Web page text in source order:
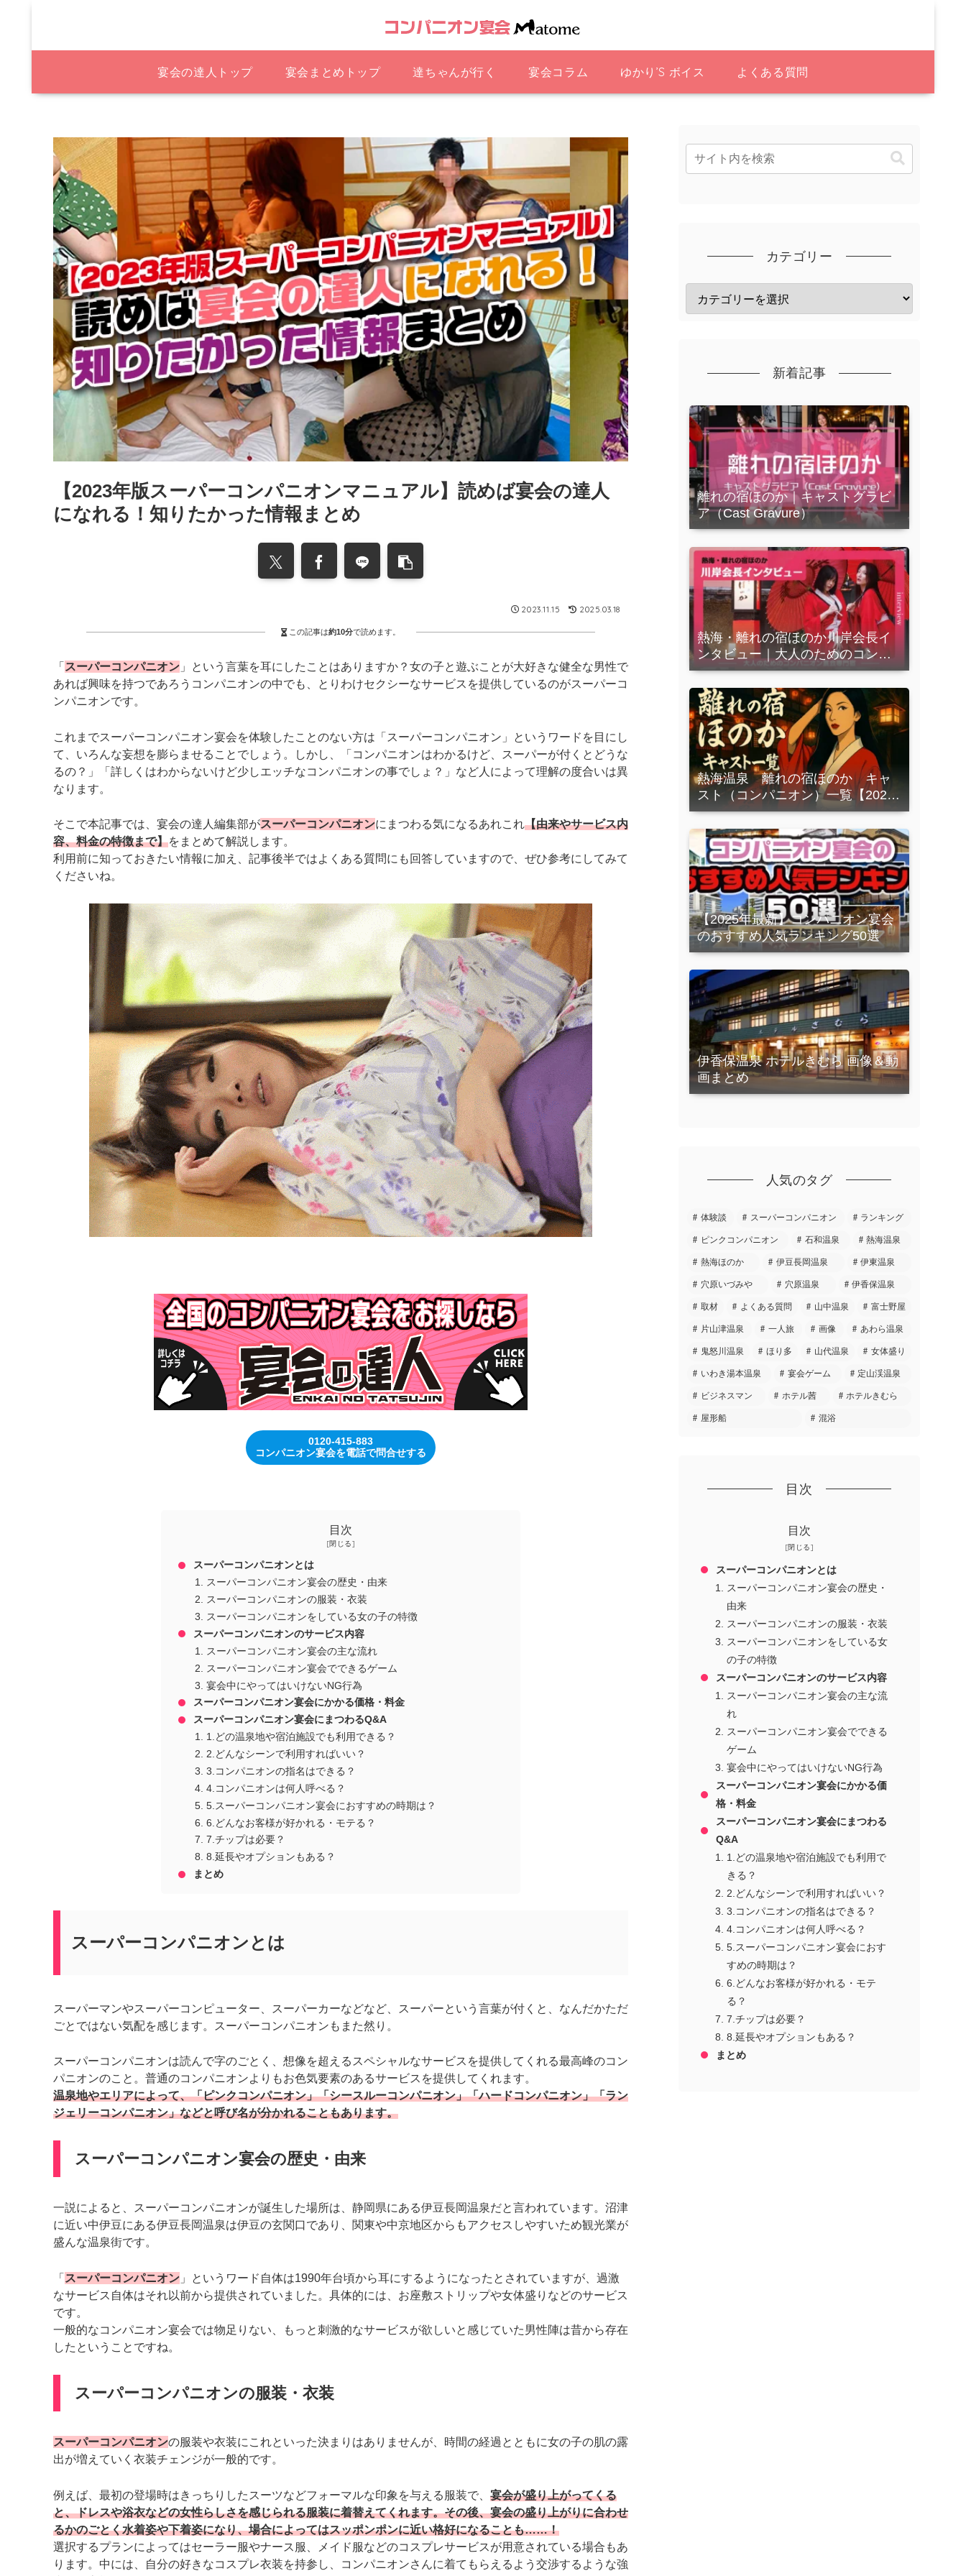
宴会の達人トップ 宴会まとめトップ 達ちゃんが行く 宴会コラム ゆかり’S ボイス よくある質問
【2023年版スーパーコンパニオンマニュアル】読めば宴会の達人
になれる！知りたかった情報まとめ
2023.11.15 2025.03.18
この記事は約10分で読めます。
「 スーパーコンパニオン 」という言葉を耳にしたことはありますか？女の子と遊ぶことが大好きな健全な男性で
あれば興味を持つであろうコンパニオンの中でも、とりわけセクシーなサービスを提供しているのがスーパーコ
ンパニオンです。
これまでスーパーコンパニオン宴会を体験したことのない方は「スーパーコンパニオン」というワードを目にし
て、いろんな妄想を膨らませることでしょう。しかし、「コンパニオンはわかるけど、スーパーが付くとどうな
るの？」「詳しくはわからないけど少しエッチなコンパニオンの事でしょ？」など人によって理解の度合いは異
なります。
そこで本記事では、宴会の達人編集部がスーパーコンパニオンにまつわる気になるあれこれ【由来やサービス内
容、料金の特徴まで】をまとめて解説します。
利用前に知っておきたい情報に加え、記事後半ではよくある質問にも回答していますので、ぜひ参考にしてみて
くださいね。
0120-415-883
コンパニオン宴会を電話で問合せする
目次
スーパーコンパニオンとは
スーパーコンパニオン宴会の歴史・由来
スーパーコンパニオンの服装・衣装
スーパーコンパニオンをしている女の子の特徴
スーパーコンパニオンのサービス内容
スーパーコンパニオン宴会の主な流れ
スーパーコンパニオン宴会でできるゲーム
宴会中にやってはいけないNG行為
スーパーコンパニオン宴会にかかる価格・料金
スーパーコンパニオン宴会にまつわるQ&A
1.どの温泉地や宿泊施設でも利用できる？
2.どんなシーンで利用すればいい？
3.コンパニオンの指名はできる？
4.コンパニオンは何人呼べる？
5.スーパーコンパニオン宴会におすすめの時期は？
6.どんなお客様が好かれる・モテる？
7.チップは必要？
8.延長やオプションもある？
まとめ
スーパーコンパニオンとは
スーパーマンやスーパーコンピューター、スーパーカーなどなど、スーパーという言葉が付くと、なんだかただ
ごとではない気配を感じます。スーパーコンパニオンもまた然り。
スーパーコンパニオンは読んで字のごとく、想像を超えるスペシャルなサービスを提供してくれる最高峰のコン
パニオンのこと。普通のコンパニオンよりもお色気要素のあるサービスを提供してくれます。
温泉地やエリアによって、「ピンクコンパニオン」「シースルーコンパニオン」「ハードコンパニオン」「ラン
ジェリーコンパニオン」などと呼び名が分かれることもあります。
スーパーコンパニオン宴会の歴史・由来
一説によると、スーパーコンパニオンが誕生した場所は、静岡県にある伊豆長岡温泉だと言われています。沼津
に近い中伊豆にある伊豆長岡温泉は伊豆の玄関口であり、関東や中京地区からもアクセスしやすいため観光業が
盛んな温泉街です。
「 スーパーコンパニオン 」というワード自体は1990年台頃から耳にするようになったとされていますが、過激
なサービス自体はそれ以前から提供されていました。具体的には、お座敷ストリップや女体盛りなどのサービス
です。
一般的なコンパニオン宴会では物足りない、もっと刺激的なサービスが欲しいと感じていた男性陣は昔から存在
したということですね。
スーパーコンパニオンの服装・衣装
スーパーコンパニオンの服装や衣装にこれといった決まりはありませんが、時間の経過とともに女の子の肌の露
出が増えていく衣装チェンジが一般的です。
例えば、最初の登場時はきっちりしたスーツなどフォーマルな印象を与える服装で、 宴会が盛り上がってくる
と、ドレスや浴衣などの女性らしさを感じられる服装に着替えてくれます。その後、宴会の盛り上がりに合わせ
るかのごとく水着姿や下着姿になり、場合によってはスッポンポンに近い格好になることも……！
選択するプランによってはセーラー服やナース服、メイド服などのコスプレサービスが用意されている場合もあ
ります。中には、自分の好きなコスプレ衣装を持参し、コンパニオンさんに着てもらえるよう交渉するような強
カテゴリー
新着記事
離れの宿ほのか｜キャストグラビ
ア（Cast Gravure）
熱海・離れの宿ほのか川岸会長イ
ンタビュー｜大人のためのコンパ
ニオン宴会専門宿
熱海温泉 離れの宿ほのか キャ
スト（コンパニオン）一覧【2026
年3月更新】”ほのか”でしか会うこ
とができないコンパニオンさんを
ご紹介！！
【2025年最新】コンパニオン宴会
のおすすめ人気ランキング50選
伊香保温泉 ホテルきむら 画像＆動
画まとめ
人気のタグ
体験談 スーパーコンパニオン ランキング
ピンクコンパニオン 石和温泉 熱海温泉
熱海ほのか 伊豆長岡温泉 伊東温泉
穴原いづみや 穴原温泉 伊香保温泉
取材 よくある質問 山中温泉 富士野屋
片山津温泉 一人旅 画像 あわら温泉
鬼怒川温泉 ほり多 山代温泉 女体盛り
いわき湯本温泉 宴会ゲーム 定山渓温泉
ビジネスマン ホテル茜 ホテルきむら
屋形船 混浴
目次
目次
スーパーコンパニオンとは
スーパーコンパニオン宴会の歴史・
由来
スーパーコンパニオンの服装・衣装
スーパーコンパニオンをしている女
の子の特徴
スーパーコンパニオンのサービス内容
スーパーコンパニオン宴会の主な流
れ
スーパーコンパニオン宴会でできる
ゲーム
宴会中にやってはいけないNG行為
スーパーコンパニオン宴会にかかる価
格・料金
スーパーコンパニオン宴会にまつわる
Q&A
1.どの温泉地や宿泊施設でも利用で
きる？
2.どんなシーンで利用すればいい？
3.コンパニオンの指名はできる？
4.コンパニオンは何人呼べる？
5.スーパーコンパニオン宴会におす
すめの時期は？
6.どんなお客様が好かれる・モテ
る？
7.チップは必要？
8.延長やオプションもある？
まとめ